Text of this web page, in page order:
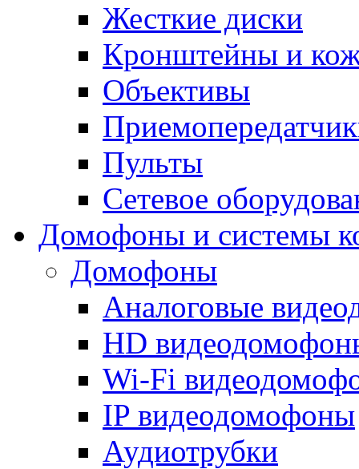
Жесткие диски
Кронштейны и
Объективы
Пульты
Сетевое
Домофоны и системы
Домофоны
Аналоговые
HD
Wi-Fi
IP видеодомофоны
Аудиотрубки